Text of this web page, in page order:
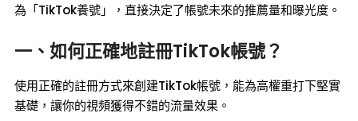
為「TikTok養號」，直接決定了帳號未來的推薦量和曝光度。
一、如何正確地註冊TikTok帳號？
使用正確的註冊方式來創建TikTok帳號，能為高權重打下堅實
基礎，讓你的視頻獲得不錯的流量效果。